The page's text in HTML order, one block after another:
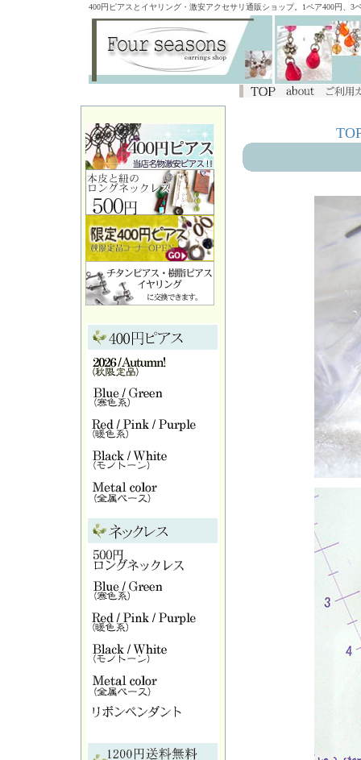
400円ピアスとイヤリング・激安アクセサリ通販ショップ。1ペア400円、